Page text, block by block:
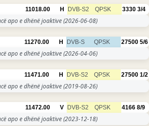
11018.00 H DVB-S2 QPSK 3330 3/4
apo e dhënë joaktive(2026-06-08)
11270.00 H DVB-S QPSK 27500 5/6
apo e dhënë joaktive(2026-04-06)
11471.00 H DVB-S2 QPSK 27500 1/2
apo e dhënë joaktive(2019-08-26)
11472.00 V DVB-S2 QPSK 4166 8/9
apo e dhënë joaktive(2023-12-18)